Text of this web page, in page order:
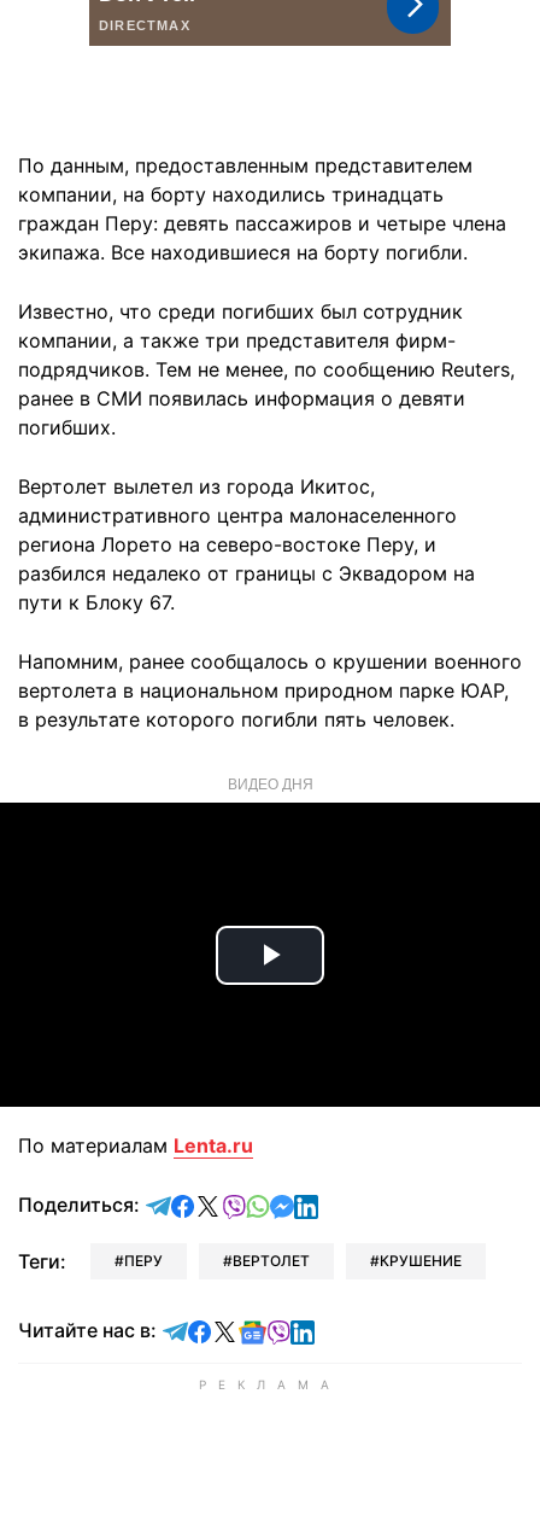
По данным, предоставленным представителем
компании, на борту находились тринадцать
граждан Перу: девять пассажиров и четыре члена
экипажа. Все находившиеся на борту погибли.
Известно, что среди погибших был сотрудник
компании, а также три представителя фирм-
подрядчиков. Тем не менее, по сообщению Reuters,
ранее в СМИ появилась информация о девяти
погибших.
Вертолет вылетел из города Икитос,
административного центра малонаселенного
региона Лорето на северо-востоке Перу, и
разбился недалеко от границы с Эквадором на
пути к Блоку 67.
Напомним, ранее сообщалось о крушении военного
вертолета в национальном природном парке ЮАР,
в результате которого погибли пять человек.
ВИДЕО ДНЯ
Play
По материалам Lenta.ru
Поделиться: отправить в Telegram
поделиться в Facebook
поделиться в X
отправить в Viber
отправить в Whatsapp
отправить в Messenger
отправить в LinkedIn
Теги: ПЕРУ ВЕРТОЛЕТ КРУШЕНИЕ
Читайте нас в: Читайте в Telegram
Читайте в Facebook
Читайте в X
Читайте в Google news
Читайте в Viber
Читайте в LinkedIn